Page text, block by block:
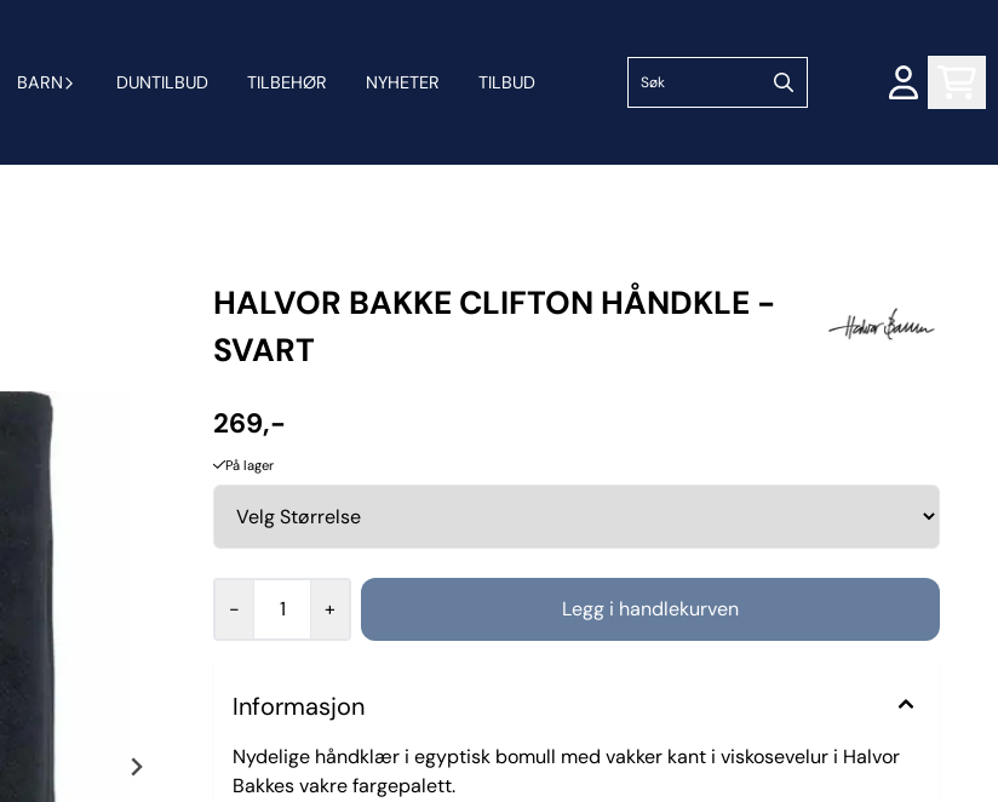
BARN DUNTILBUD TILBEHØR NYHETER TILBUD
HALVOR BAKKE CLIFTON HÅNDKLE -
SVART
269,-
På lager
- +
Informasjon
Nydelige håndklær i egyptisk bomull med vakker kant i viskosevelur i Halvor
Bakkes vakre fargepalett.